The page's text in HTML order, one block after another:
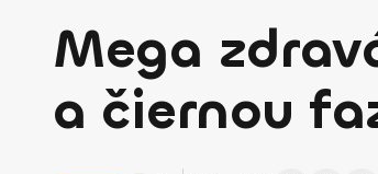
Mega
a čiernou